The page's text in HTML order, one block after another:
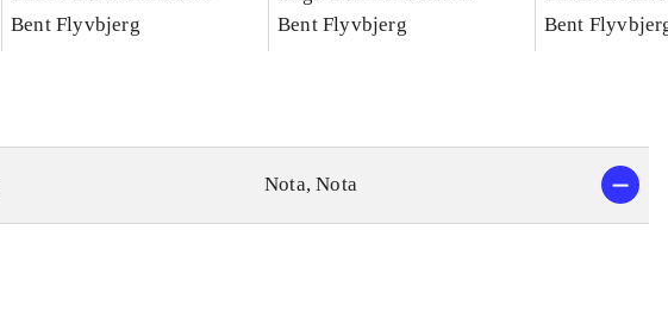
videnskab
Bent Flyvbjerg
videnskab. Bind 1
Bent Flyvbjerg
studie af
Bent
Nota, Nota